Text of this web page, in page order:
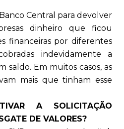
Central para devolver
dinheiro que ficou
financeiras por diferentes
indevidamente a
saldo. Em muitos casos, as
mais que tinham esse
A SOLICITAÇÃO
DE VALORES?